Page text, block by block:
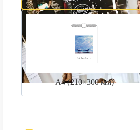
А4 (210×300 мм)